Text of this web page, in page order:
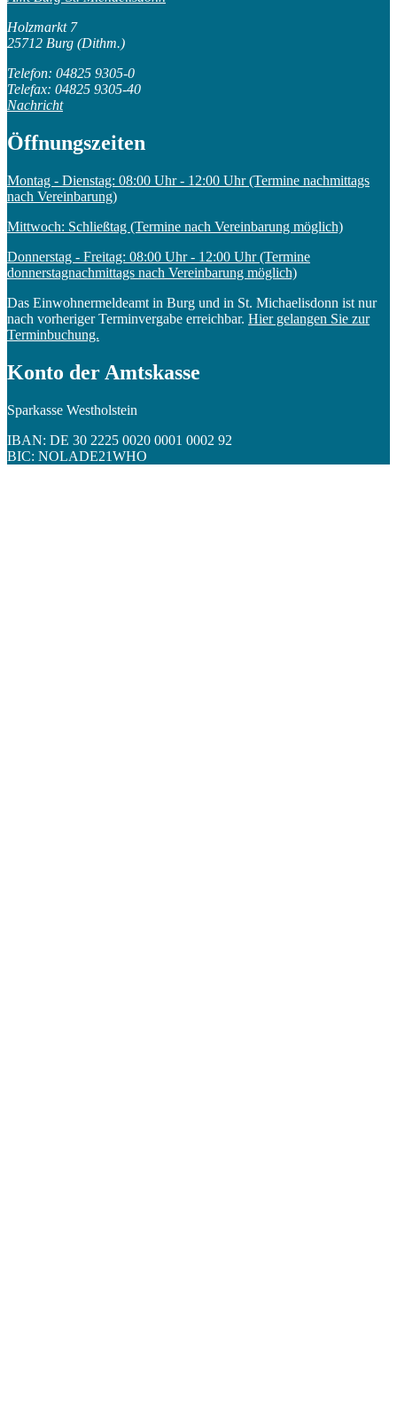
Holzmarkt 7
25712 Burg (Dithm.)
Telefon: 04825 9305-0
Telefax: 04825 9305-40
Nachricht
Öffnungszeiten
Montag - Dienstag: 08:00 Uhr - 12:00 Uhr (Termine nachmittags
nach Vereinbarung)
Mittwoch: Schließtag (Termine nach Vereinbarung möglich)
Donnerstag - Freitag: 08:00 Uhr - 12:00 Uhr (Termine
donnerstagnachmittags nach Vereinbarung möglich)
Das Einwohnermeldeamt in Burg und in St. Michaelisdonn ist nur
nach vorheriger Terminvergabe erreichbar. Hier gelangen Sie zur
Terminbuchung.
Konto der Amtskasse
Sparkasse Westholstein
IBAN: DE 30 2225 0020 0001 0002 92
BIC: NOLADE21WHO